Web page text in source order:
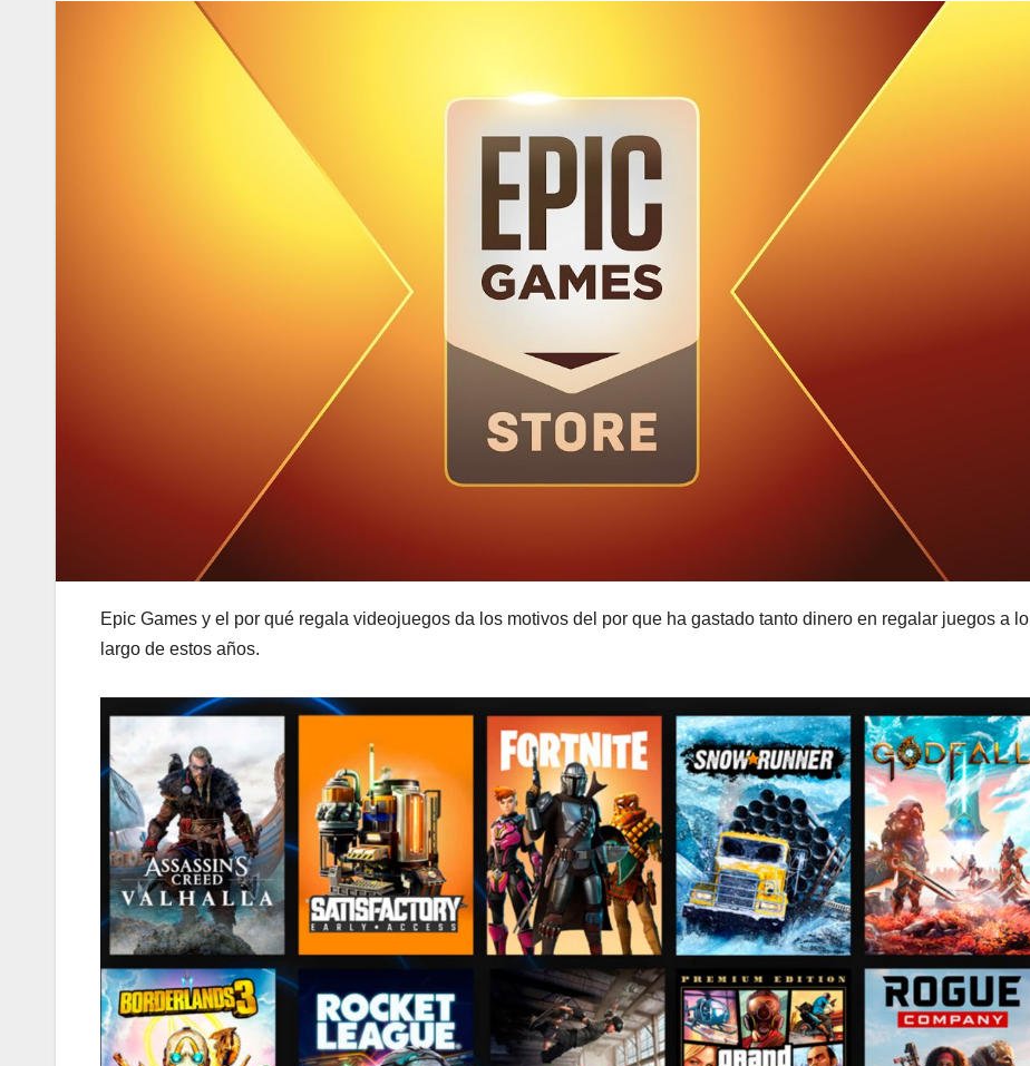
Epic Games y el por qué regala videojuegos da los motivos del por que ha gastado tanto dinero en regalar juegos a lo
largo de estos años.